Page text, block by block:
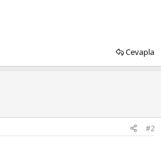
Cevapla
#2